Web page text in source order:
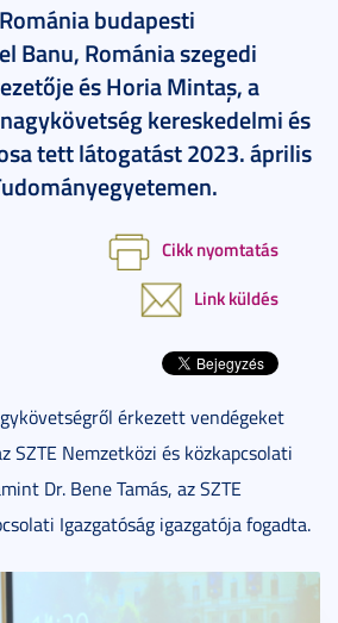
budapesti
Banu, Románia szegedi
és Horia Mintaș, a
kereskedelmi és
tett látogatást 2023. április
Cikk nyomtatás
Link küldés
érkezett vendégeket
SZTE Nemzetközi és közkapcsolati
Dr. Bene Tamás, az SZTE
Igazgatóság igazgatója fogadta.